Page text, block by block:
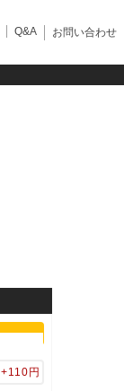
Q&A お問い合わせ
+110円